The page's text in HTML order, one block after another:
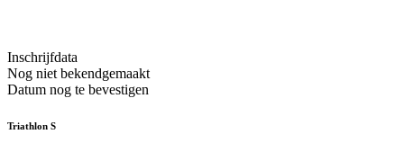
Inschrijfdata
Nog niet bekendgemaakt
Datum nog te bevestigen
Triathlon S